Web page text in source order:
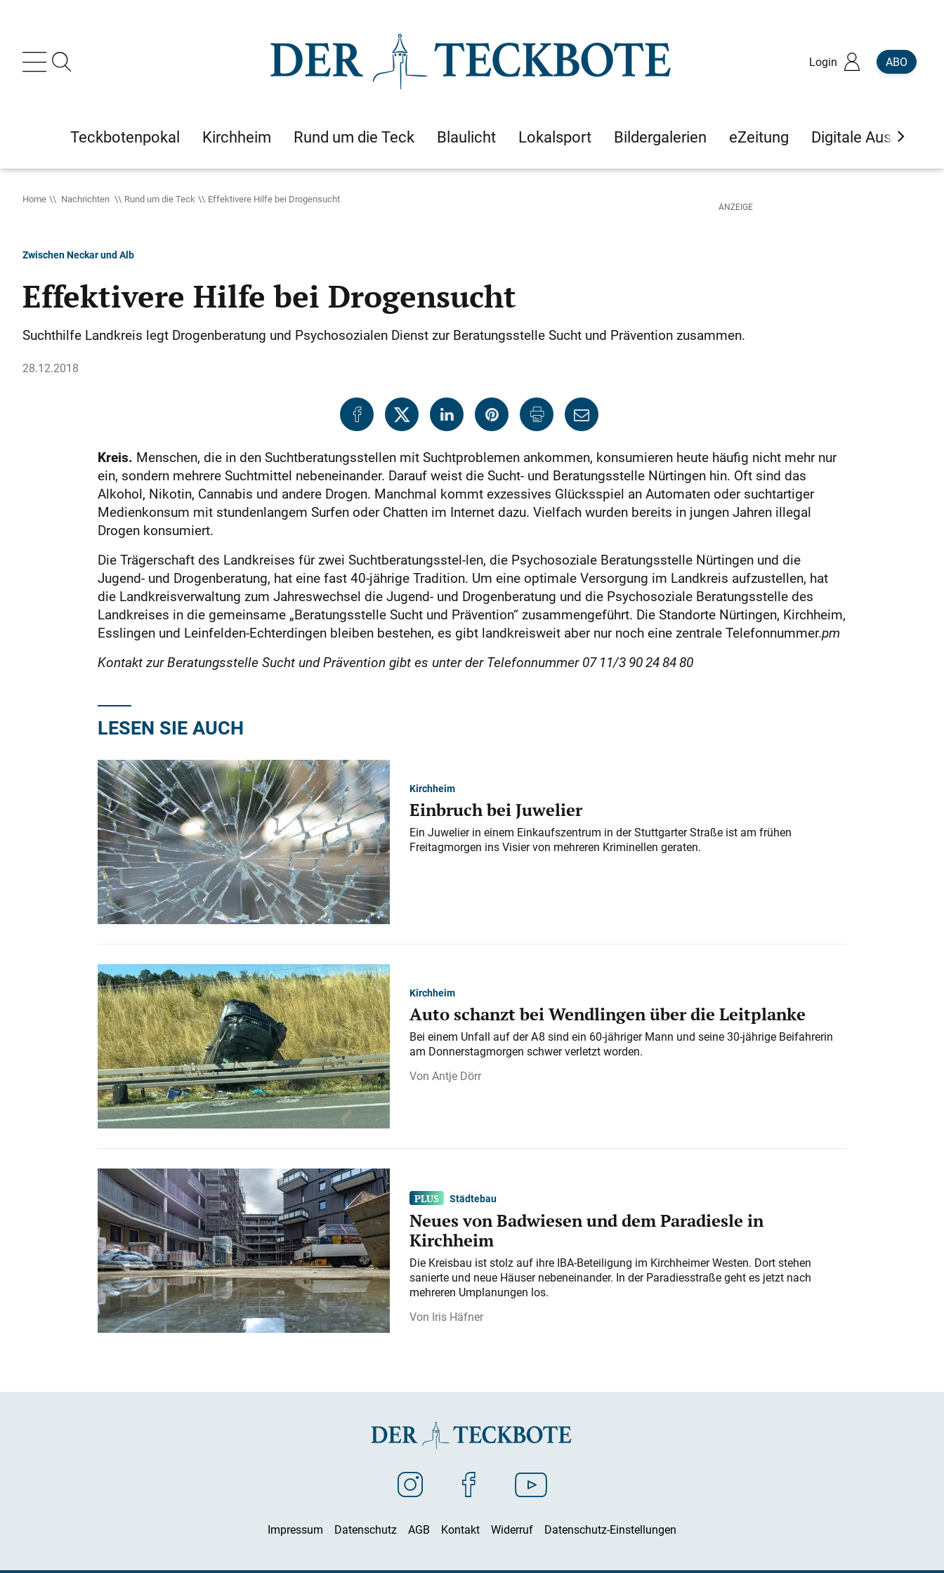
Login ABO
Teckbotenpokal Kirchheim Rund um die Teck Blaulicht Lokalsport Bildergalerien eZeitung Digitale Ausgaben
Home Nachrichten Rund um die Teck Effektivere Hilfe bei Drogensucht
Zwischen Neckar und Alb
Effektivere Hilfe bei Drogensucht
Suchthilfe Landkreis legt Drogenberatung und Psychosozialen Dienst zur Beratungsstelle Sucht und Prävention zusammen.
28.12.2018
Kreis. Menschen, die in den Suchtberatungsstellen mit Suchtproblemen ankommen, konsumieren heute häufig nicht mehr nur
ein, sondern mehrere Suchtmittel nebeneinander. Darauf weist die Sucht- und Beratungsstelle Nürtingen hin. Oft sind das
Alkohol, Nikotin, Cannabis und andere Drogen. Manchmal kommt exzessives Glücksspiel an Automaten oder suchtartiger
Medienkonsum mit stundenlangem Surfen oder Chatten im Internet dazu. Vielfach wurden bereits in jungen Jahren illegal
Drogen konsumiert.
Die Trägerschaft des Landkreises für zwei Suchtberatungsstel-len, die Psychosoziale Beratungsstelle Nürtingen und die
Jugend- und Drogenberatung, hat eine fast 40-jährige Tradition. Um eine optimale Versorgung im Landkreis aufzustellen, hat
die Landkreisverwaltung zum Jahreswechsel die Jugend- und Drogenberatung und die Psychosoziale Beratungsstelle des
Landkreises in die gemeinsame „Beratungsstelle Sucht und Prävention“ zusammengeführt. Die Standorte Nürtingen, Kirchheim,
Esslingen und Leinfelden-Echterdingen bleiben bestehen, es gibt landkreisweit aber nur noch eine zentrale Telefonnummer.pm
Kontakt zur Beratungsstelle Sucht und Prävention gibt es unter der Telefonnummer 07 11/3 90 24 84 80
LESEN SIE AUCH
Kirchheim
Einbruch bei Juwelier
Ein Juwelier in einem Einkaufszentrum in der Stuttgarter Straße ist am frühen
Freitagmorgen ins Visier von mehreren Kriminellen geraten.
Kirchheim
Auto schanzt bei Wendlingen über die Leitplanke
Bei einem Unfall auf der A 8 sind ein 60-jähriger Mann und seine 30-jährige Beifahrerin
am Donnerstagmorgen schwer verletzt worden.
Antje Dörr
Städtebau
Neues von Badwiesen und dem Paradiesle in
Kirchheim
Die Kreisbau ist stolz auf ihre IBA-Beteiligung im Kirchheimer Westen. Dort stehen
sanierte und neue Häuser nebeneinander. In der Paradiesstraße geht es jetzt nach
mehreren Umplanungen los.
Iris Häfner
Impressum Datenschutz AGB Kontakt Widerruf Datenschutz-Einstellungen